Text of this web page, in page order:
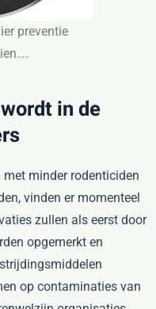
preventie
in de
minder rodenticiden
vinden er momenteel
zullen als eerst door
opgemerkt en
op contaminaties van